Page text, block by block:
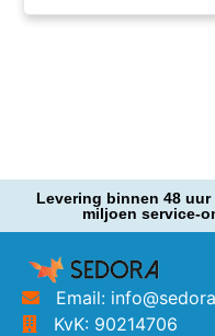
Levering binnen 48
miljoen service-
Email:
KvK: 90214706